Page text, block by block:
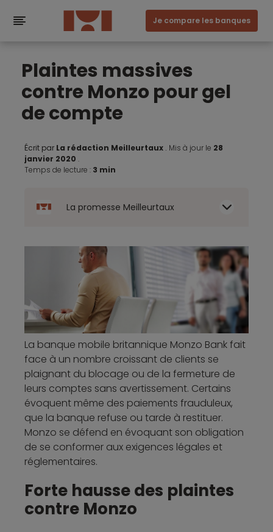
Je compare les banques
Plaintes massives
contre Monzo pour gel
de compte
Écrit par La rédaction Meilleurtaux . Mis à jour le 28
janvier 2020 .
Temps de lecture : 3 min
La promesse Meilleurtaux
La banque mobile britannique Monzo Bank fait
face à un nombre croissant de clients se
plaignant du blocage ou de la fermeture de
leurs comptes sans avertissement. Certains
évoquent même des paiements frauduleux,
que la banque refuse ou tarde à restituer.
Monzo se défend en évoquant son obligation
de se conformer aux exigences légales et
réglementaires.
Forte hausse des plaintes
contre Monzo